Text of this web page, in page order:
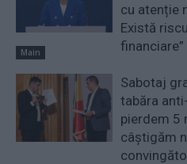
Main
cu atenție
Există
financiare”
Sabotaj
tabăra
pierdem 5
câștigăm